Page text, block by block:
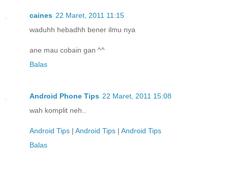
caines 22 Maret, 2011 11:15
waduhh hebadhh bener ilmu nya
ane mau cobain gan ^^
Balas
Android Phone Tips 22 Maret, 2011 15:08
wah komplit neh..
Android Tips | Android Tips | Android Tips
Balas